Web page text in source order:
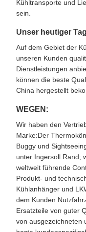
Kühltransporte und
sein.
Unser heutiger
Auf dem Gebiet der
unseren Kunden
Dienstleistungen
können die beste
China hergestellt
WEGEN:
Wir haben den
Marke:Der
Buggy und
unter Ingersoll Rand;
weltweit führende
Produkt- und
Kühlanhänger und
dem Kunden
Ersatzteile von guter
von ausgezeichneten